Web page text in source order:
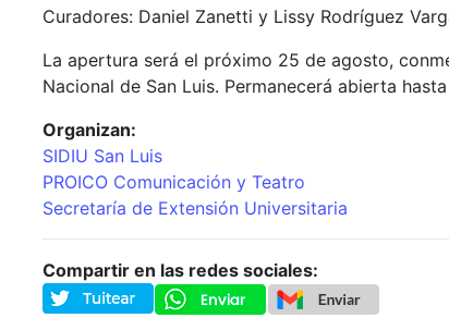
Curadores: Daniel Zanetti y Lissy Rodríguez
La apertura será el próximo 25 de agosto,
Nacional de San Luis. Permanecerá abierta
Organizan:
SIDIU San Luis
PROICO Comunicación y Teatro
Secretaría de Extensión Universitaria
Compartir en las redes sociales: